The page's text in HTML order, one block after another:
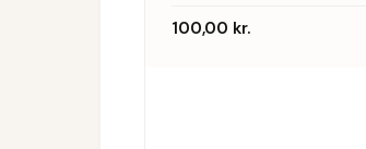
100,00 kr.